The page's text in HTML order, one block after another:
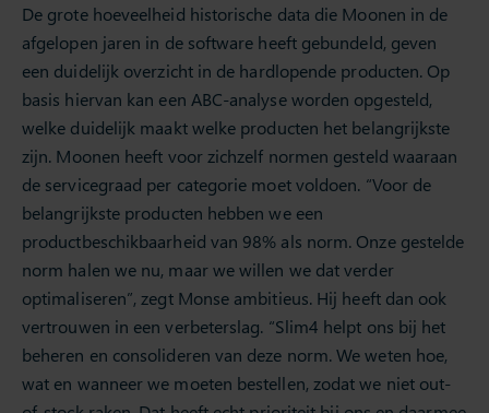
De grote hoeveelheid historische data die Moonen in de
afgelopen jaren in de software heeft gebundeld, geven
een duidelijk overzicht in de hardlopende producten. Op
basis hiervan kan een ABC-analyse worden opgesteld,
welke duidelijk maakt welke producten het belangrijkste
zijn. Moonen heeft voor zichzelf normen gesteld waaraan
de servicegraad per categorie moet voldoen. “Voor de
belangrijkste producten hebben we een
productbeschikbaarheid van 98% als norm. Onze gestelde
norm halen we nu, maar we willen we dat verder
optimaliseren”, zegt Monse ambitieus. Hij heeft dan ook
vertrouwen in een verbeterslag. “Slim4 helpt ons bij het
beheren en consolideren van deze norm. We weten hoe,
wat en wanneer we moeten bestellen, zodat we niet out-